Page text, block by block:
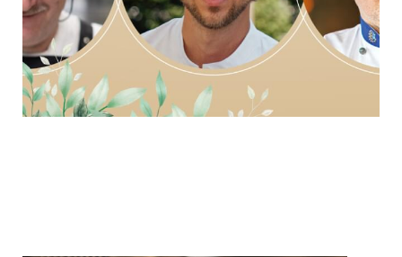
Verfügung stehen. Was man in der
Gastronomie konkret bei Themen wie
Saisonalität, Regionalität und
Lebensmittelabfällen verbessern kann – und